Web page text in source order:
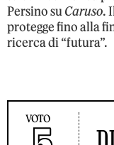
Persino suCaruso.
protegge fino alla
ricerca di “futura”.
VOTO